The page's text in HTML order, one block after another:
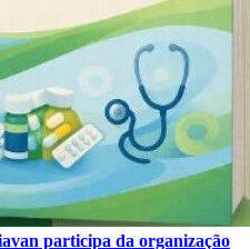
participa da organização